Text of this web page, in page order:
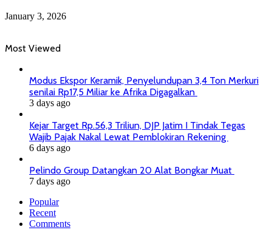
January 3, 2026
Most Viewed
Modus Ekspor Keramik, Penyelundupan 3,4 Ton Merkuri
senilai Rp17,5 Miliar ke Afrika Digagalkan
3 days ago
Kejar Target Rp.56,3 Triliun, DJP Jatim I Tindak Tegas
Wajib Pajak Nakal Lewat Pemblokiran Rekening
6 days ago
Pelindo Group Datangkan 20 Alat Bongkar Muat
7 days ago
Popular
Recent
Comments